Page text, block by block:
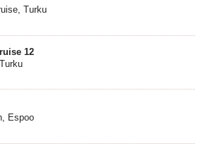
Turku
12
Espoo